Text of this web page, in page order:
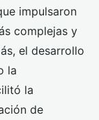
impulsaron
complejas y
el desarrollo
la
la
de